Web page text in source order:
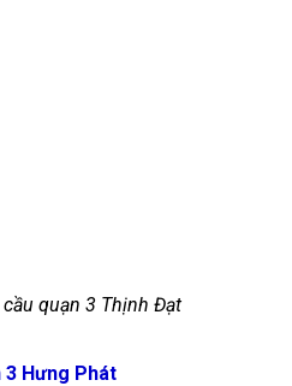
quạn 3 Thịnh Đạt
3 Hưng Phát